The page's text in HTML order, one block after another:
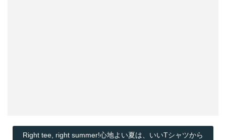
Right tee, right summer!心地よい夏は、いいTシャツから